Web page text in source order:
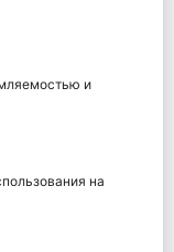
и
на